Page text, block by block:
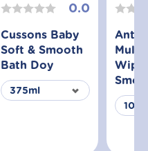
0.0
Cussons Baby
Soft & Smooth
Bath Doy